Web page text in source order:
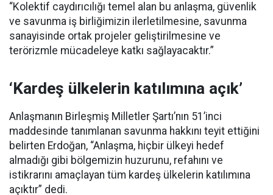
“Kolektif caydırıcılığı temel alan bu anlaşma, güvenlik
ve savunma iş birliğimizin ilerletilmesine, savunma
sanayisinde ortak projeler geliştirilmesine ve
terörizmle mücadeleye katkı sağlayacaktır.”
‘Kardeş ülkelerin katılımına açık’
Anlaşmanın Birleşmiş Milletler Şartı’nın 51’inci
maddesinde tanımlanan savunma hakkını teyit ettiğini
belirten Erdoğan, “Anlaşma, hiçbir ülkeyi hedef
almadığı gibi bölgemizin huzurunu, refahını ve
istikrarını amaçlayan tüm kardeş ülkelerin katılımına
açıktır” dedi.